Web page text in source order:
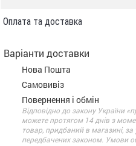
Оплата та доставка
Варіанти доставки
Нова Пошта
Самовивіз
Повернення і обмін
Відповідно до закону України
можете протягом 14 днів з
товар, придбаний в магазині,
передбачених законом. Умови